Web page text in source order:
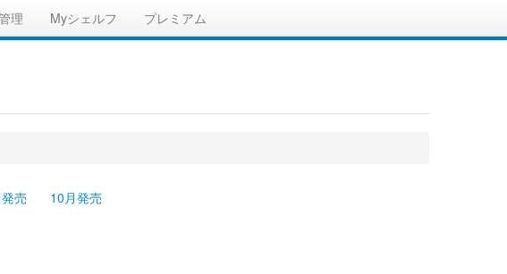
理 Myシェルフ プレミアム
売 10月発売